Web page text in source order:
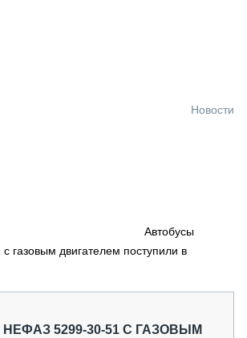
ТЕХНИКИ
Новости
Автобусы
газовым двигателем поступили в
5299-30-51 С ГАЗОВЫМ